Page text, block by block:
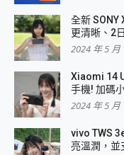
全新 SONY
更清晰、2
2024 年 5 月
Xiaomi 14
手機! 加碼
2024 年 5 月
vivo TWS
亮溫潤，並